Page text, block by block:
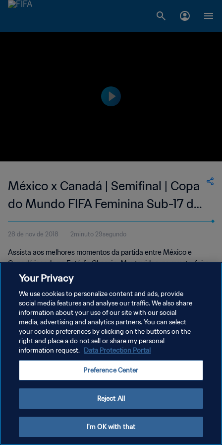
México x Canadá | Semifinal | Copa
do Mundo FIFA Feminina Sub-17 de
2018, no Uruguai | Melhores
Momentos
28 de nov de 2018 2minuto 29segundo
Assista aos melhores momentos da partida entre México e
Canadá jogada no Estádio Charrúa, Montevideo, na quarta-feira,
dia 28 de novembro de 2018.
POLÍTICA DE PRIVACIDADE
TERMOS DE SERVIÇO
ADMINISTRAR AS PREFERÊNCIAS DE COOKIES
Your Privacy
We use cookies to personalize content and ads, provide
social media features and analyse our traffic. We also share
information about your use of our site with our social
media, advertising and analytics partners. You can select
your cookie preferences by clicking on the buttons on the
right and place a do not sell or share my personal
information request. Data Protection Portal
Preference Center
Reject All
I'm OK with that